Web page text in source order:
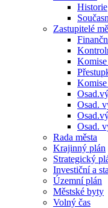
Historie
Zastupitelé
Osad.
Osad.
Rada města
Krajinný plán
Strategický
Investiční a
Územní plán
Městské byty
Volný čas